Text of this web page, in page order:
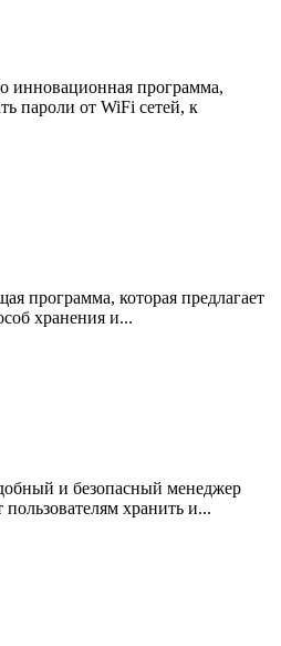
инновационная программа,
пароли от WiFi сетей, к
программа, которая предлагает
хранения и...
и безопасный менеджер
хранить и...